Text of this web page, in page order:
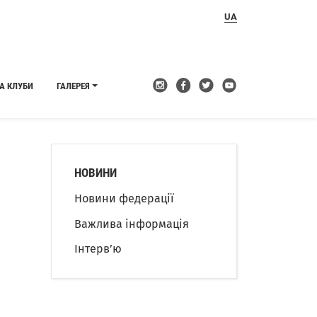
КЛУБИ ГАЛЕРЕЯ
UA
НОВИНИ
Новини федерації
Важлива інформація
Інтерв’ю